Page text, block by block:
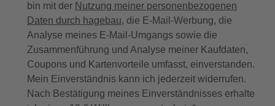
bin mit der Nutzung meiner personenbezogenen
Daten durch hagebau, die E-Mail-Werbung, die
Analyse meines E-Mail-Umgangs sowie die
Zusammenführung und Analyse meiner Kaufdaten,
Coupons und Kartenvorteile umfasst, einverstanden.
Mein Einverständnis kann ich jederzeit widerrufen.
Nach Bestätigung meines Einverständnisses erhalte